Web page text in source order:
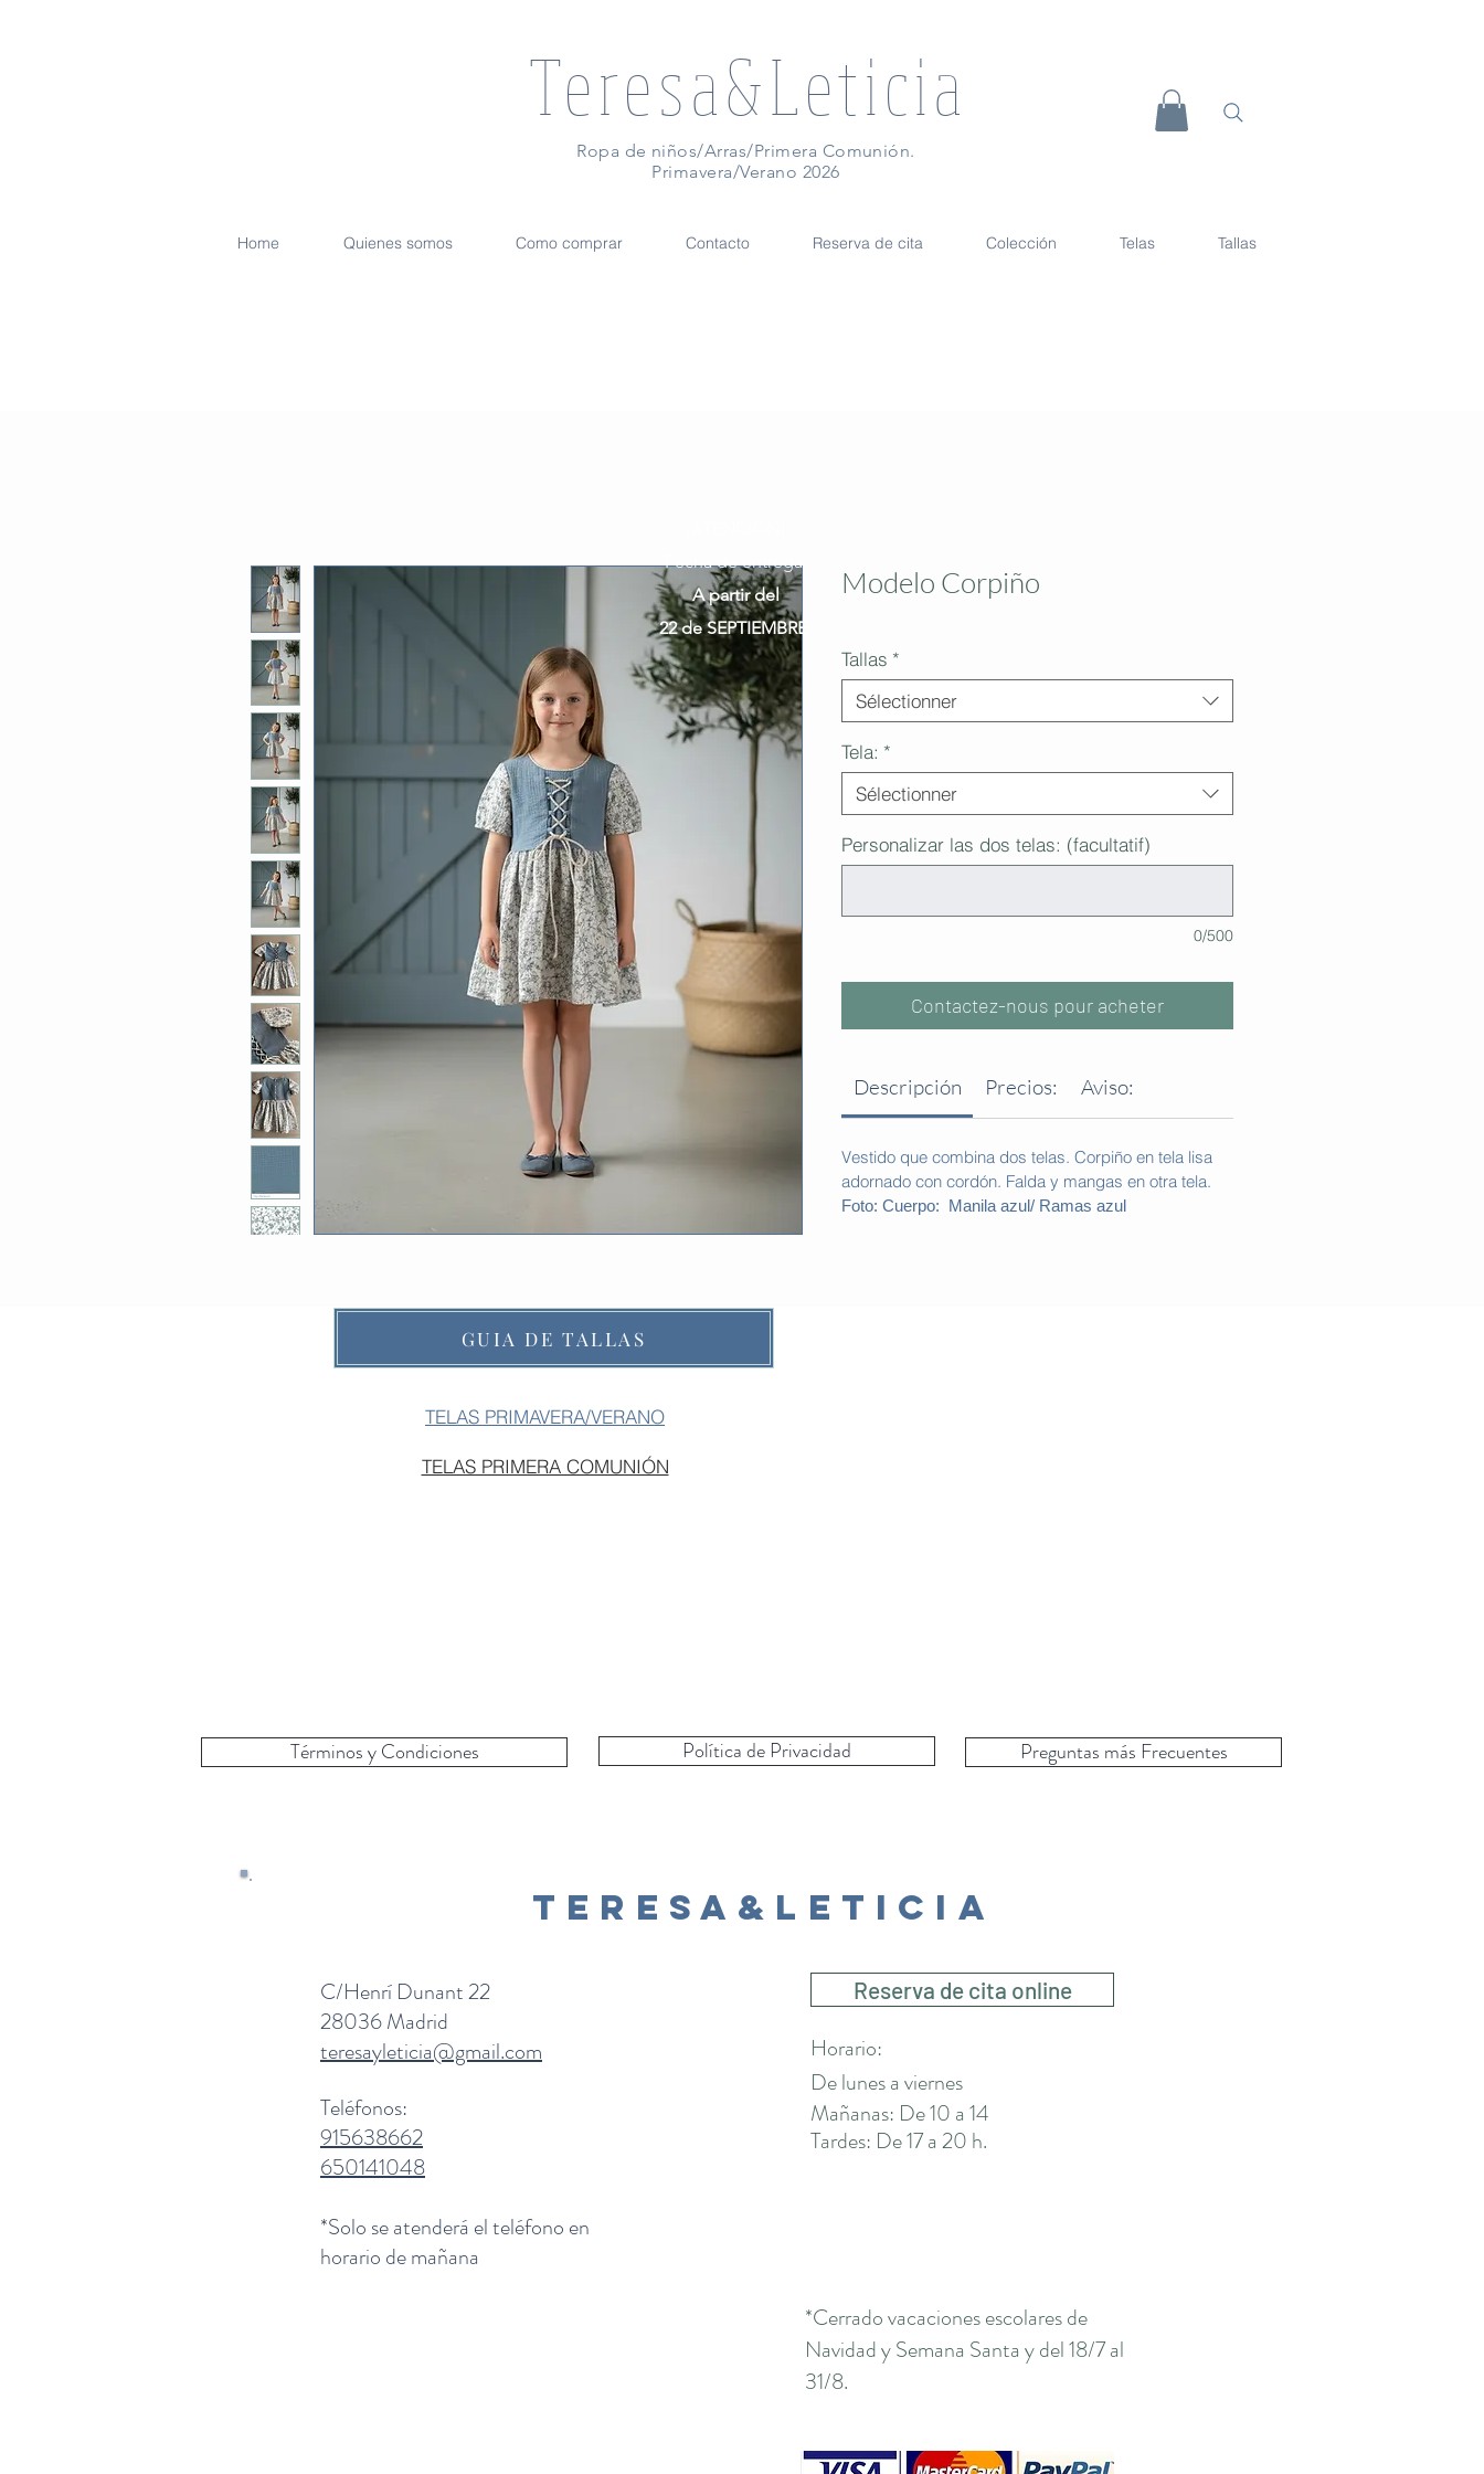
Teresa&Leticia
Ropa de niños/Arras/Primera Comunión.
Primavera/Verano 2026
Home Quienes somos Como comprar Contacto Reserva de cita Colección Telas Tallas
Modelo Corpiño
Tallas *
Sélectionner
Tela: *
Sélectionner
Personalizar las dos telas: (facultatif)
0/500
Contactez-nous pour acheter
Descripción Precios: Aviso:
Vestido que combina dos telas. Corpiño en tela lisa
adornado con cordón. Falda y mangas en otra tela.
Foto: Cuerpo: Manila azul/ Ramas azul
Fecha de entrega:
A partir del
22 de SEPTIEMBRE.
GUIA DE TALLAS
TELAS PRIMAVERA/VERANO
TELAS PRIMERA COMUNIÓN
Términos y Condiciones Política de Privacidad Preguntas más Frecuentes
Teresa&Leticia
C/Henrí Dunant 22
28036 Madrid
teresayleticia@gmail.com
Teléfonos:
915638662
650141048
*Solo se atenderá el teléfono en
horario de mañana
Reserva de cita online
Horario:
De lunes a viernes
Mañanas: De 10 a 14
Tardes: De 17 a 20 h.
*Cerrado vacaciones escolares de
Navidad y Semana Santa y del 18/7 al
31/8.